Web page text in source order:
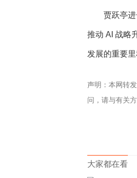
贾跃亭
推动 AI 战略
发展的重要
声明：本网转
问，请与有关
大家都在看